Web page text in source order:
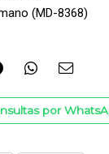
(MD-8368)
por